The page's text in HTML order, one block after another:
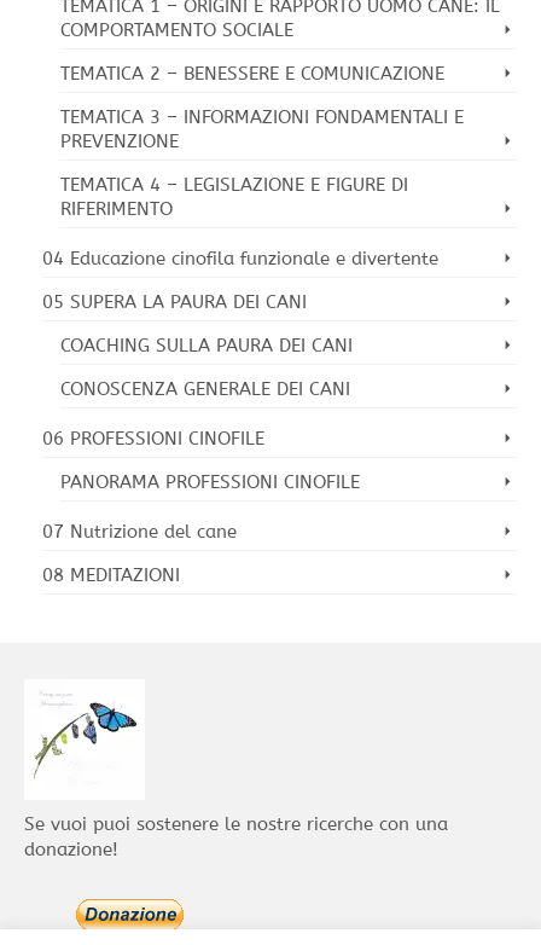
TEMATICA 1 – ORIGINI E RAPPORTO UOMO CANE: IL
COMPORTAMENTO SOCIALE
TEMATICA 2 – BENESSERE E COMUNICAZIONE
TEMATICA 3 – INFORMAZIONI FONDAMENTALI E
PREVENZIONE
TEMATICA 4 – LEGISLAZIONE E FIGURE DI
RIFERIMENTO
04 Educazione cinofila funzionale e divertente
05 SUPERA LA PAURA DEI CANI
COACHING SULLA PAURA DEI CANI
CONOSCENZA GENERALE DEI CANI
06 PROFESSIONI CINOFILE
PANORAMA PROFESSIONI CINOFILE
07 Nutrizione del cane
08 MEDITAZIONI
Se vuoi puoi sostenere le nostre ricerche con una
donazione!